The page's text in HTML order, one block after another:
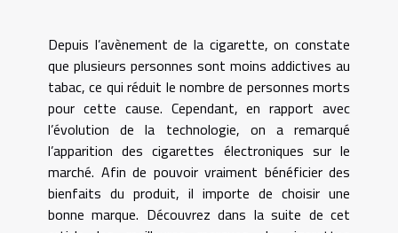
Depuis l’avènement de la cigarette, on constate
que plusieurs personnes sont moins addictives au
tabac, ce qui réduit le nombre de personnes morts
pour cette cause. Cependant, en rapport avec
l’évolution de la technologie, on a remarqué
l’apparition des cigarettes électroniques sur le
marché. Afin de pouvoir vraiment bénéficier des
bienfaits du produit, il importe de choisir une
bonne marque. Découvrez dans la suite de cet